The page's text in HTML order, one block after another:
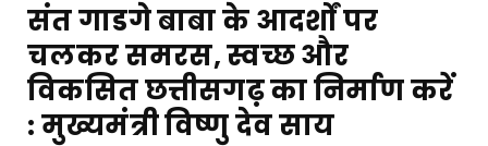
संत गाडगे बाबा के आदर्शों पर
चलकर समरस, स्वच्छ और
विकसित छत्तीसगढ़ का निर्माण करें
: मुख्यमंत्री विष्णु देव साय